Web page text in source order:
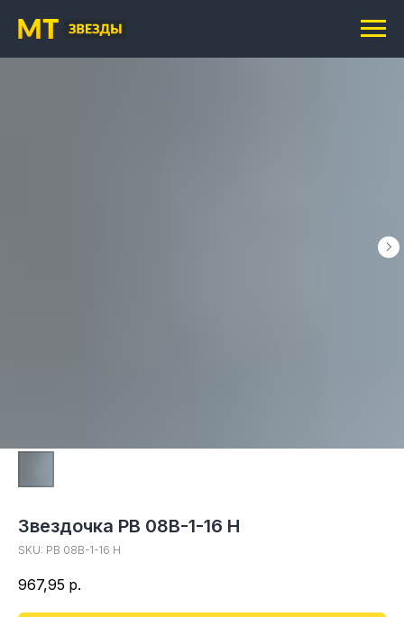
Звездочка PB 08B-1-16 H
SKU: PB 08B-1-16 H
967,95 р.